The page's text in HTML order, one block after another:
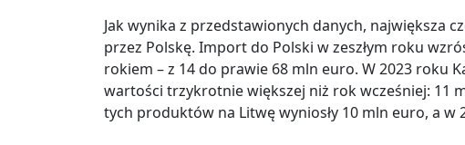
Jak wynika z przedstawionych danych, największa
przez Polskę. Import do Polski w zeszłym roku
rokiem – z 14 do prawie 68 mln euro. W 2023 roku
wartości trzykrotnie większej niż rok wcześniej: 11
tych produktów na Litwę wyniosły 10 mln euro, a w